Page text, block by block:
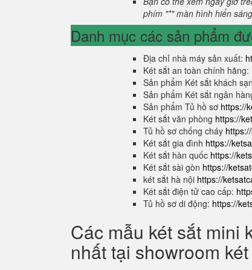
phím "*" màn hình hiển
Danh mục các sản phẩm
Địa chỉ nhà máy sản xuất:
Két sắt an toàn chính hãng:
Sản phẩm Két sắt khách sạn
Sản phẩm Két sắt ngân
Sản phẩm Tủ hồ sơ https://
Két sắt văn phòng https://
Tủ hồ sơ chống cháy
Két sắt gia đình https://
Két sắt hàn quốc https://
Két sắt sài gòn https://
két sắt hà nội https://
Két sắt điện tử cao cấp:
Tủ hồ sơ di động: https://
Các mẫu két sắt mini
nhất tại showroom